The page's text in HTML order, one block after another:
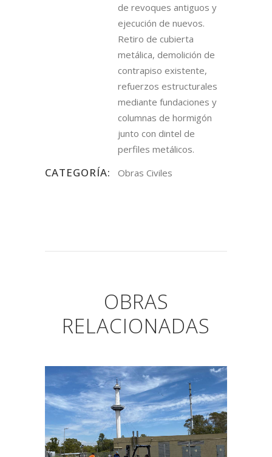
de revoques antiguos y
ejecución de nuevos.
Retiro de cubierta
metálica, demolición de
contrapiso existente,
refuerzos estructurales
mediante fundaciones y
columnas de hormigón
junto con dintel de
perfiles metálicos.
CATEGORÍA: Obras Civiles
OBRAS
RELACIONADAS